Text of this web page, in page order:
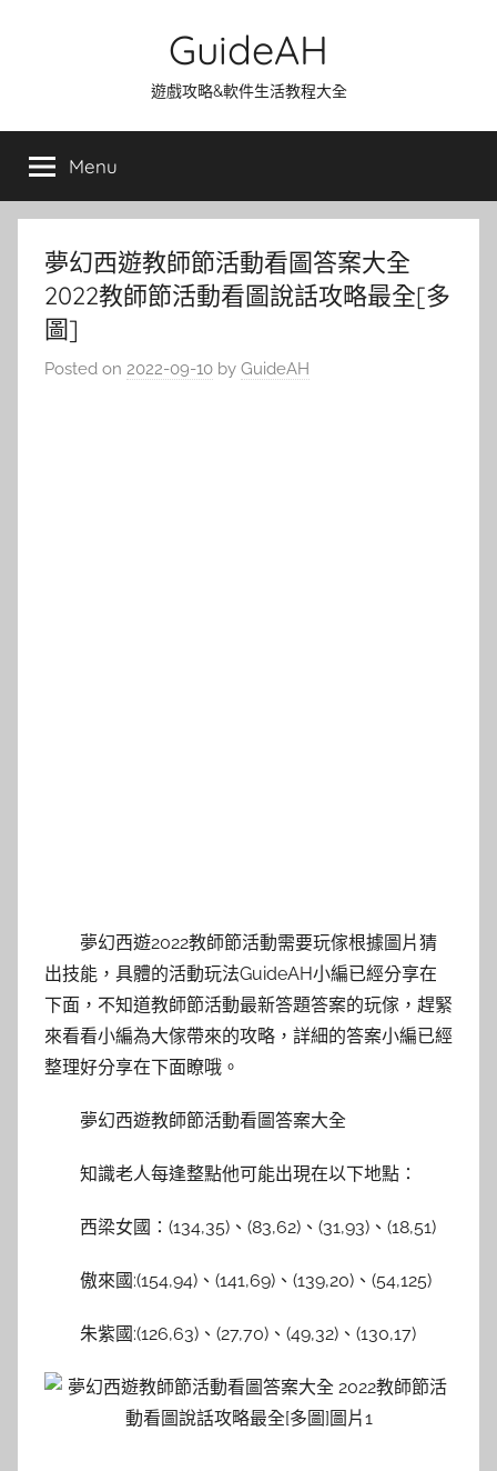
GuideAH
遊戲攻略&軟件生活教程大全
Menu
夢幻西遊教師節活動看圖答案大全
2022教師節活動看圖說話攻略最全[多
圖]
Posted on 2022-09-10 by GuideAH
夢幻西遊2022教師節活動需要玩傢根據圖片猜
出技能，具體的活動玩法GuideAH小編已經分享在
下面，不知道教師節活動最新答題答案的玩傢，趕緊
來看看小編為大傢帶來的攻略，詳細的答案小編已經
整理好分享在下面瞭哦。
夢幻西遊教師節活動看圖答案大全
知識老人每逢整點他可能出現在以下地點∶
西梁女國∶(134,35)、(83,62)、(31,93)、(18,51)
傲來國:(154,94)、(141,69)、(139,20)、(54,125)
朱紫國:(126,63)、(27,70)、(49,32)、(130,17)